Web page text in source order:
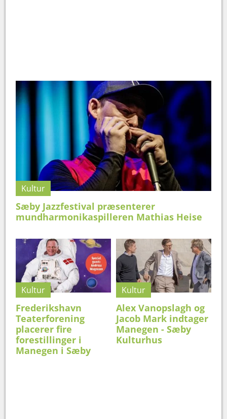
Kultur
Sæby Jazzfestival præsenterer
mundharmonikaspilleren Mathias Heise
Kultur
Frederikshavn
Teaterforening
placerer fire
forestillinger i
Manegen i Sæby
Kultur
Alex Vanopslagh og
Jacob Mark indtager
Manegen - Sæby
Kulturhus